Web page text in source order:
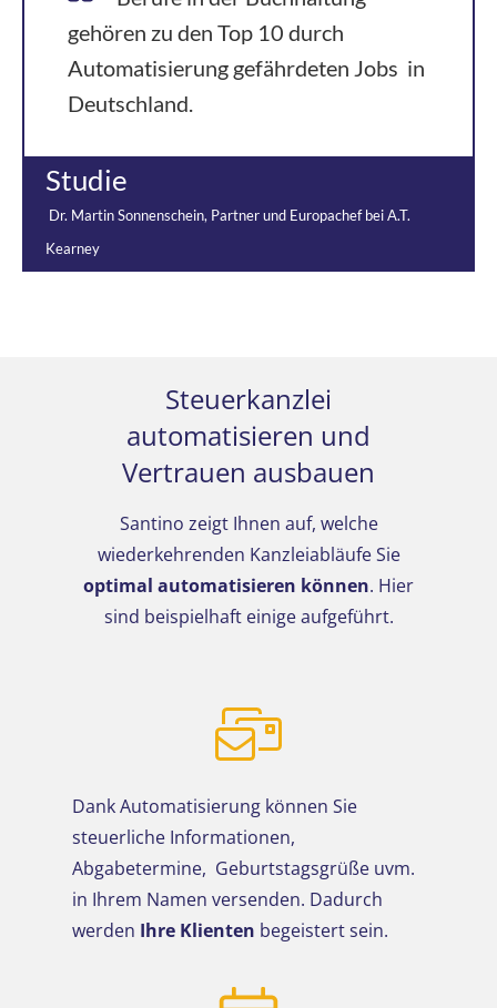
gehören zu den Top 10 durch
Automatisierung gefährdeten Jobs in
Deutschland.
Studie
Dr. Martin Sonnenschein, Partner und Europachef bei A.T.
Kearney
Steuerkanzlei
automatisieren und
Vertrauen ausbauen
Santino zeigt Ihnen auf, welche
wiederkehrenden Kanzleiabläufe Sie
optimal automatisieren können. Hier
sind beispielhaft einige aufgeführt.
Dank Automatisierung können Sie
steuerliche Informationen,
Abgabetermine, Geburtstagsgrüße uvm.
in Ihrem Namen versenden. Dadurch
werden Ihre Klienten begeistert sein.